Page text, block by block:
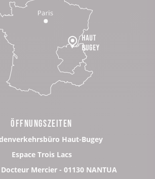
ÖFFNUNGSZEITEN
Haut-Bugey
Espace Trois Lacs
Mercier - 01130 NANTUA